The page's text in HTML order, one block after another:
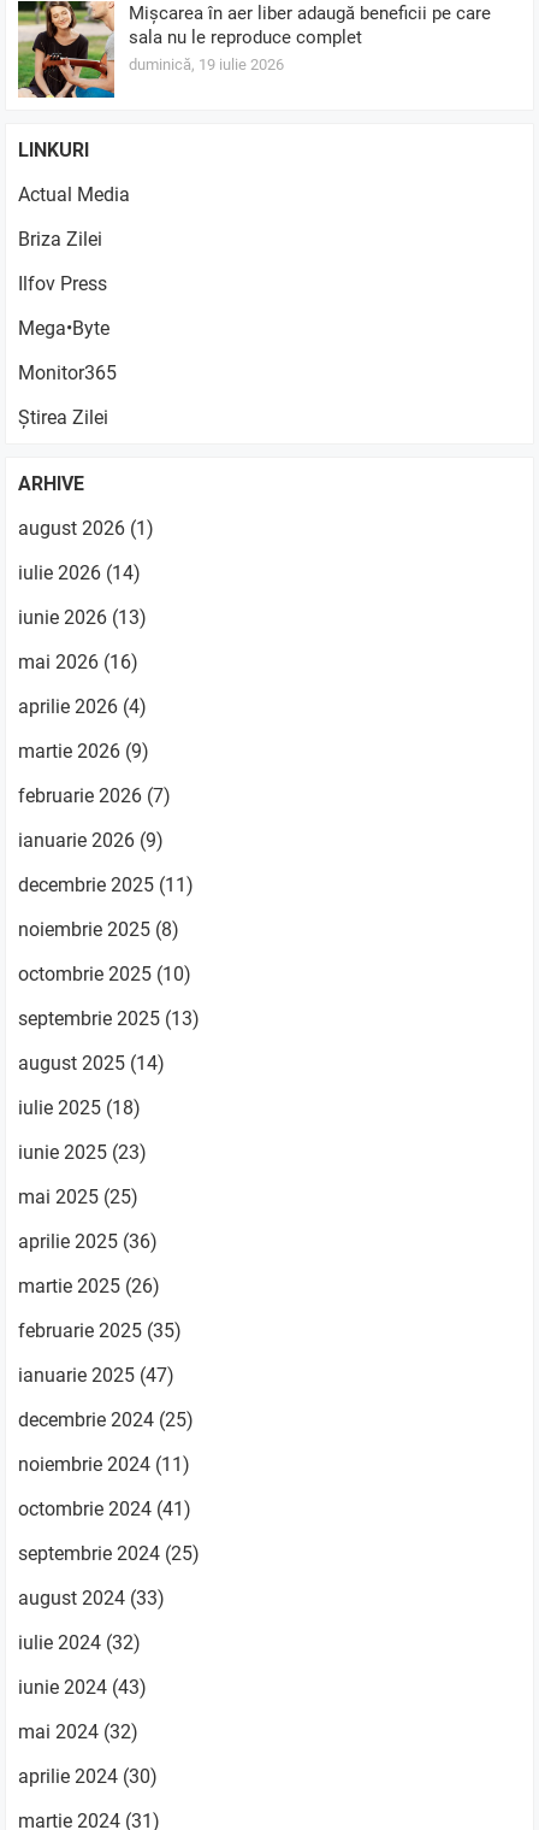
Mișcarea în aer liber adaugă beneficii pe care
sala nu le reproduce complet
duminică, 19 iulie 2026
LINKURI
Actual Media
Briza Zilei
Ilfov Press
Mega•Byte
Monitor365
Știrea Zilei
ARHIVE
august 2026 (1)
iulie 2026 (14)
iunie 2026 (13)
mai 2026 (16)
aprilie 2026 (4)
martie 2026 (9)
februarie 2026 (7)
ianuarie 2026 (9)
decembrie 2025 (11)
noiembrie 2025 (8)
octombrie 2025 (10)
septembrie 2025 (13)
august 2025 (14)
iulie 2025 (18)
iunie 2025 (23)
mai 2025 (25)
aprilie 2025 (36)
martie 2025 (26)
februarie 2025 (35)
ianuarie 2025 (47)
decembrie 2024 (25)
noiembrie 2024 (11)
octombrie 2024 (41)
septembrie 2024 (25)
august 2024 (33)
iulie 2024 (32)
iunie 2024 (43)
mai 2024 (32)
aprilie 2024 (30)
martie 2024 (31)